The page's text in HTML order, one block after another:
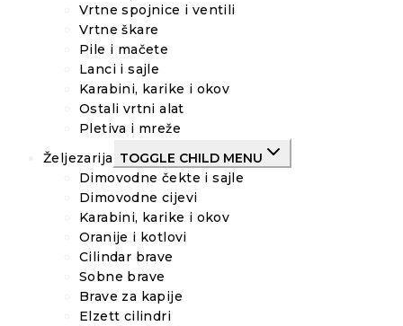
Vrtne spojnice i ventili
Vrtne škare
Pile i mačete
Lanci i sajle
Karabini, karike i okov
Ostali vrtni alat
Pletiva i mreže
Željezarija TOGGLE CHILD MENU
Dimovodne čekte i sajle
Dimovodne cijevi
Karabini, karike i okov
Oranije i kotlovi
Cilindar brave
Sobne brave
Brave za kapije
Elzett cilindri